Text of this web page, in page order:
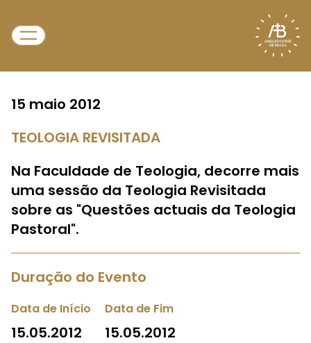
15 maio 2012
TEOLOGIA REVISITADA
Na Faculdade de Teologia, decorre mais
uma sessão da Teologia Revisitada
sobre as "Questões actuais da Teologia
Pastoral".
Duração do Evento
Data de Início
15.05.2012
Data de Fim
15.05.2012